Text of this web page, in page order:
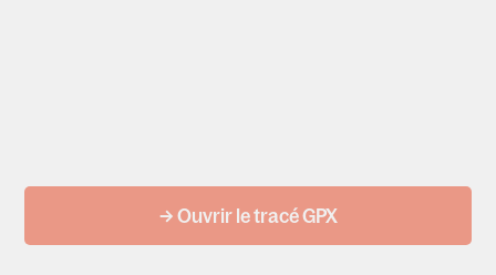
→ Ouvrir le tracé GPX